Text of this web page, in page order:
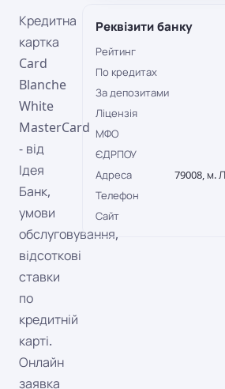
Кредитна
картка
Card
Blanche
White
MasterCard
- від
Ідея
Банк,
умови
обслуговування,
відсоткові
ставки
по
кредитній
карті.
Онлайн
заявка
Реквізити банку
Рейтинг
По кредитах
За депозитами
Ліцензія
МФО
ЄДРПОУ
Адреса
79008, м.
Телефон
Сайт